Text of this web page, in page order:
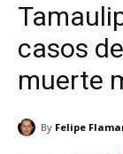
casos
muerte
By Felipe